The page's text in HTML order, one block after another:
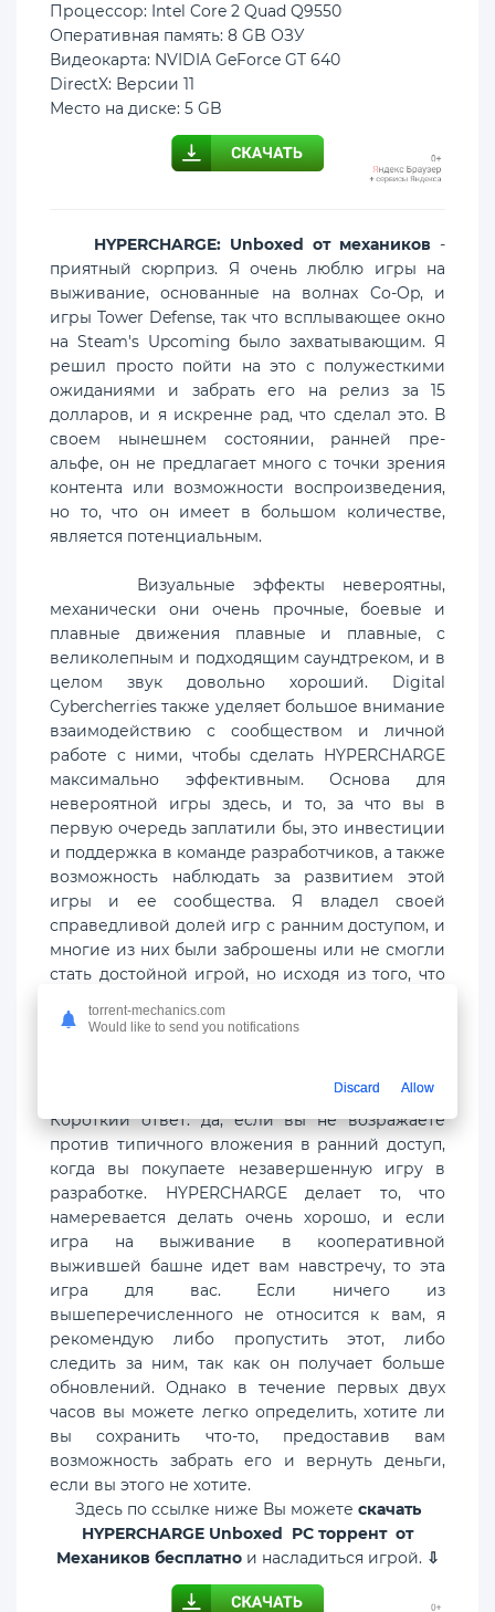
Процессор: Intel Core 2 Quad Q9550
Оперативная память: 8 GB ОЗУ
Видеокарта: NVIDIA GeForce GT 640
DirectX: Версии 11
Место на диске: 5 GB
HYPERCHARGE: Unboxed от механиков -
приятный сюрприз. Я очень люблю игры на
выживание, основанные на волнах Co-Op, и
игры Tower Defense, так что всплывающее окно
на Steam's Upcoming было захватывающим. Я
решил просто пойти на это с полужесткими
ожиданиями и забрать его на релиз за 15
долларов, и я искренне рад, что сделал это. В
своем нынешнем состоянии, ранней пре-
альфе, он не предлагает много с точки зрения
контента или возможности воспроизведения,
но то, что он имеет в большом количестве,
является потенциальным.
Визуальные эффекты невероятны,
механически они очень прочные, боевые и
плавные движения плавные и плавные, с
великолепным и подходящим саундтреком, и в
целом звук довольно хороший. Digital
Cybercherries также уделяет большое внимание
взаимодействию с сообществом и личной
работе с ними, чтобы сделать HYPERCHARGE
максимально эффективным. Основа для
невероятной игры здесь, и то, за что вы в
первую очередь заплатили бы, это инвестиции
и поддержка в команде разработчиков, а также
возможность наблюдать за развитием этой
игры и ее сообщества. Я владел своей
справедливой долей игр с ранним доступом, и
многие из них были заброшены или не смогли
стать достойной игрой, но исходя из того, что
разработчиками, я очень верю и радуюсь
Стоит ли скачать торрент от механики?
Короткий ответ: да, если вы не возражаете
против типичного вложения в ранний доступ,
когда вы покупаете незавершенную игру в
разработке. HYPERCHARGE делает то, что
намеревается делать очень хорошо, и если
игра на выживание в кооперативной
выжившей башне идет вам навстречу, то эта
игра для вас. Если ничего из
вышеперечисленного не относится к вам, я
рекомендую либо пропустить этот, либо
следить за ним, так как он получает больше
обновлений. Однако в течение первых двух
часов вы можете легко определить, хотите ли
вы сохранить что-то, предоставив вам
возможность забрать его и вернуть деньги,
если вы этого не хотите.
Здесь по ссылке ниже Вы можете скачать
HYPERCHARGE Unboxed PC торрент от
Механиков бесплатнои насладиться игрой. ⇩
torrent-mechanics.com
Would like to send you notifications
Discard Allow